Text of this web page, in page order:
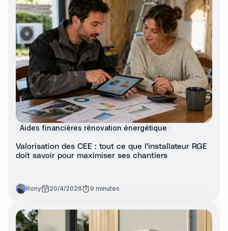
Aides financières rénovation énergétique
Valorisation des CEE : tout ce que l'installateur RGE
doit savoir pour maximiser ses chantiers
Rony 20/4/2026 9 minutes